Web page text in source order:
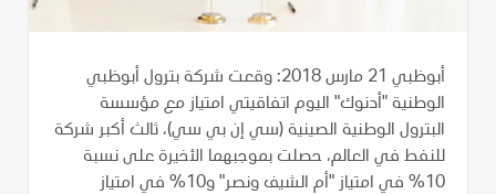
أبوظبي 21 مارس 2018: وقعت شركة بترول أبوظبي
الوطنية "أدنوك" اليوم اتفاقيتي امتياز مع مؤسسة
البترول الوطنية الصينية (سي إن بي سي)، ثالث أكبر شركة
للنفط في العالم، حصلت بموجبهما الأخيرة على نسبة
10% في امتياز "أم الشيف ونصر" و10% في امتياز